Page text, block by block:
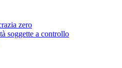
zero
soggette a controllo